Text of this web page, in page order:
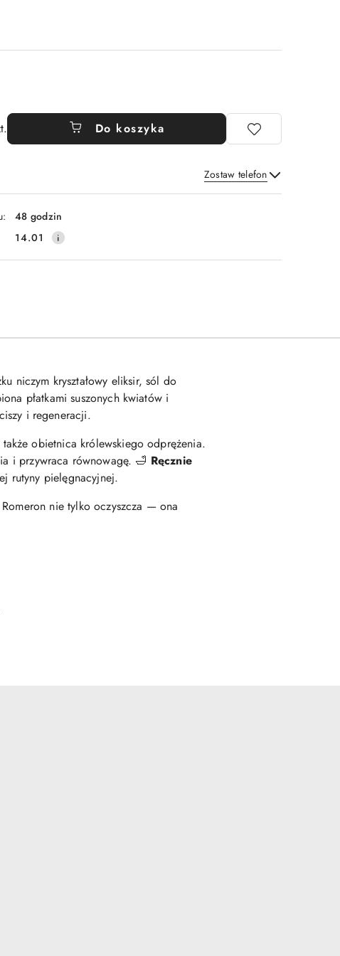
Do koszyka
Zostaw telefon
Wyślij
48 godzin
14.01
niczym kryształowy eliksir, sól do
płatkami suszonych kwiatów i
i regeneracji.
obietnica królewskiego odprężenia.
i przywraca równowagę. 🛁 Ręcznie
rutyny pielęgnacyjnej.
nie tylko oczyszcza — ona